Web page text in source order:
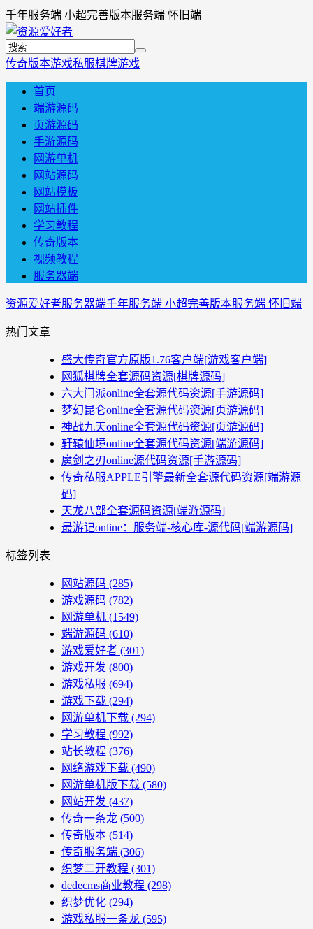
千年服务端 小超完善版本服务端 怀旧端
传奇版本游戏私服棋牌游戏
首页
端游源码
页游源码
手游源码
网游单机
网站源码
网站模板
网站插件
学习教程
传奇版本
视频教程
服务器端
资源爱好者服务器端千年服务端 小超完善版本服务端 怀旧端
热门文章
盛大传奇官方原版1.76客户端[游戏客户端]
网狐棋牌全套源码资源[棋牌源码]
六大门派online全套源代码资源[手游源码]
梦幻昆仑online全套源代码资源[页游源码]
神战九天online全套源代码资源[页游源码]
轩辕仙境online全套源代码资源[端游源码]
魔剑之刃online源代码资源[手游源码]
传奇私服APPLE引擎最新全套源代码资源[端游源
码]
天龙八部全套源码资源[端游源码]
最游记online：服务端-核心库-源代码[端游源码]
标签列表
网站源码 (285)
游戏源码 (782)
网游单机 (1549)
端游源码 (610)
游戏爱好者 (301)
游戏开发 (800)
游戏私服 (694)
游戏下载 (294)
网游单机下载 (294)
学习教程 (992)
站长教程 (376)
网络游戏下载 (490)
网游单机版下载 (580)
网站开发 (437)
传奇一条龙 (500)
传奇版本 (514)
传奇服务端 (306)
织梦二开教程 (301)
dedecms商业教程 (298)
织梦优化 (294)
游戏私服一条龙 (595)